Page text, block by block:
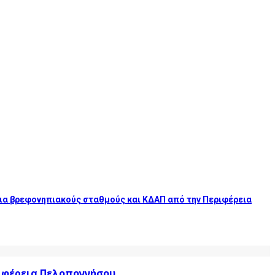
βρεφονηπιακούς σταθμούς και ΚΔΑΠ από την Περιφέρεια